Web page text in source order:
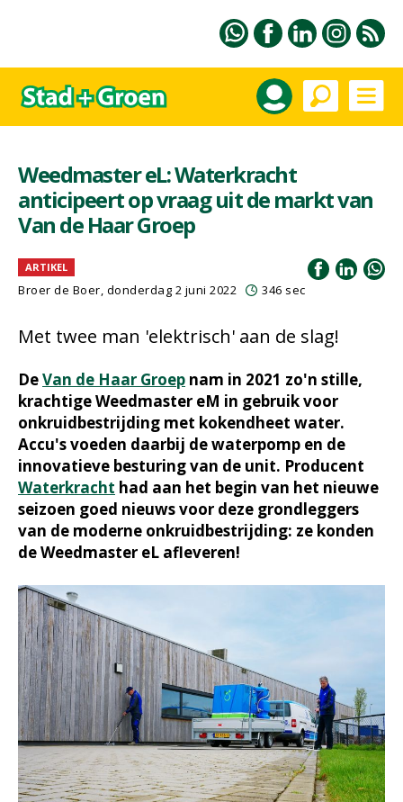
Weedmaster eL: Waterkracht
anticipeert op vraag uit de markt van
Van de Haar Groep
ARTIKEL
Broer de Boer, donderdag 2 juni 2022 346 sec
Met twee man 'elektrisch' aan de slag!
DeVan de Haar Groep nam in 2021 zo'n stille,
krachtige Weedmaster eM in gebruik voor
onkruidbestrijding met kokendheet water.
Accu's voeden daarbij de waterpomp en de
innovatieve besturing van de unit. Producent
Waterkracht had aan het begin van het nieuwe
seizoen goed nieuws voor deze grondleggers
van de moderne onkruidbestrijding: ze konden
de Weedmaster eL afleveren!